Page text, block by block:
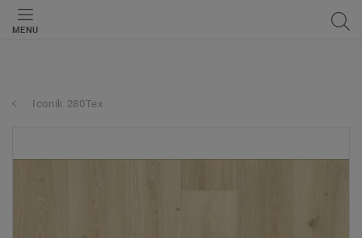
MENU
Iconik 280Tex